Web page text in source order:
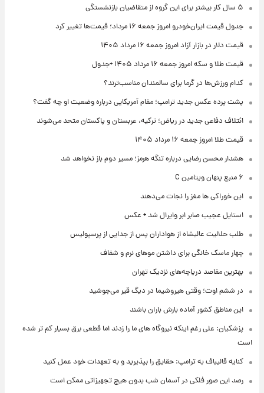
۵ سال کار بیشتر برای این گروه از متقاضیان بازنشستگی
جدول قیمت ایران‌خودرو امروز جمعه ۱۶ مرداد؛ قیمت‌ها تغییر کرد
قیمت دلار در بازار آزاد امروز جمعه ۱۶ مرداد ۱۴۰۵
قیمت طلا و سکه امروز جمعه ۱۶ مرداد ۱۴۰۵ +جدول
کدام ورزش‌ها در گرما برای سالمندان مناسب‌ترند؟
پشت پرده عکس جدید ترامپ؛ مقام آمریکایی درباره وضعیت او چه گفت؟
ائتلاف دفاعی جدید در ریاض؛ ترکیه، عربستان و پاکستان متحد می‌شوند
قیمت طلا امروز جمعه ۱۶ مرداد ۱۴۰۵
هشدار محسن رضایی درباره تنگه هرمز؛ مسیر دوم باز نخواهد شد
۶ منبع پنهان ویتامین C
این خوراکی ها مغز را نجات می‌دهند
استایل عجیب صابر ابر وایرال شد + عکس
طلب حلالیت عالیشاه از هواداران پس از جدایی از پرسپولیس
چهار ماسک خانگی برای داشتن موهای نرم و شفاف
بهترین مقاصد دریاچه‌های نزدیک تهران
در ششم اوت؛ وقتی هیروشیما در دیگ قیر می‌جوشید
این مناطق کشور آماده بارش باران باشند
پزشکیان: علی رغم اینکه نیروگاه های ما را زدند اما قطعی برق بسیار کم تر شده
است
کنایه قالیباف به ترامپ: حقایق را بپذیرید و به تعهدات خود عمل کنید
رصد این صور فلکی در آسمان شب بدون هیچ تجهیزاتی ممکن است